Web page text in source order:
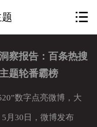
关于我们
作品展示
公司动态

察报告：百条热搜
题轮番霸榜
数字点亮微博，大
月30日，微博发布